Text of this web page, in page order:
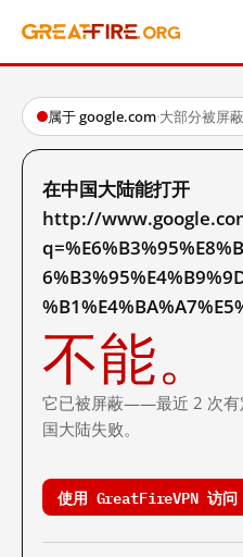
属于 google.com·大部分被屏蔽
在中国大陆能打开
http://
不能。
它已被屏蔽——最近 2 次有
国大陆失败。
使用 GreatFireVPN 访